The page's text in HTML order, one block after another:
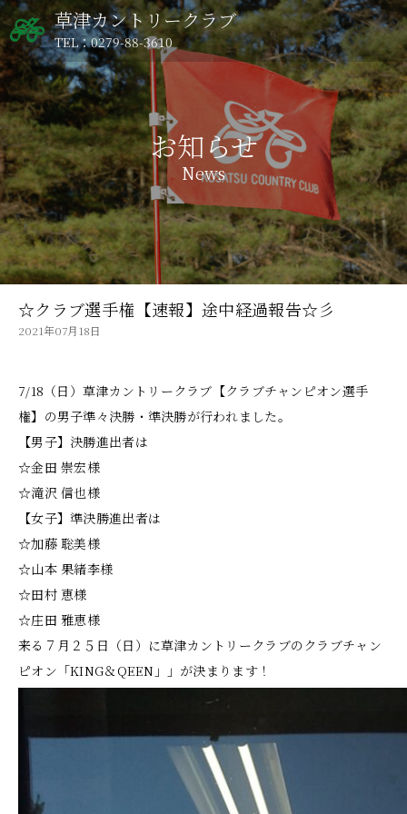
草津カントリークラブ
TEL：0279-88-3610
お知らせ
News
☆クラブ選手権【速報】途中経過報告☆彡
2021年07月18日
7/18（日）草津カントリークラブ【クラブチャンピオン選手
権】の男子準々決勝・準決勝が行われました。
【男子】決勝進出者は
☆金田 崇宏様
☆滝沢 信也様
【女子】準決勝進出者は
☆加藤 聡美様
☆山本 果緒李様
☆田村 恵様
☆庄田 雅恵様
来る７月２５日（日）に草津カントリークラブのクラブチャン
ピオン「KING＆QEEN」」が決まります！